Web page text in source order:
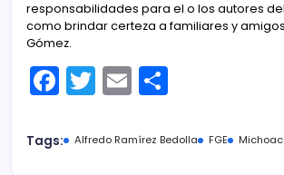
responsabilidades para el o los autores
como brindar certeza a familiares y
Gómez.
F
a
c
T
w
itt
E
m
ai m
Tags: Alfredo Ramírez Bedolla FGE